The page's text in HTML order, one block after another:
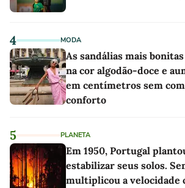
4 MODA
As sandálias mais
na cor algodão-doce e
em centímetros sem
conforto
5 PLANETA
Em 1950, Portugal
estabilizar seus solos.
multiplicou a velocidade